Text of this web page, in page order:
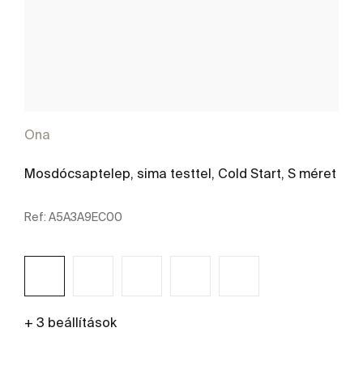
Ona
Mosdócsaptelep, sima testtel, Cold Start, S méret
Ref: A5A3A9EC00
+ 3 beállítások